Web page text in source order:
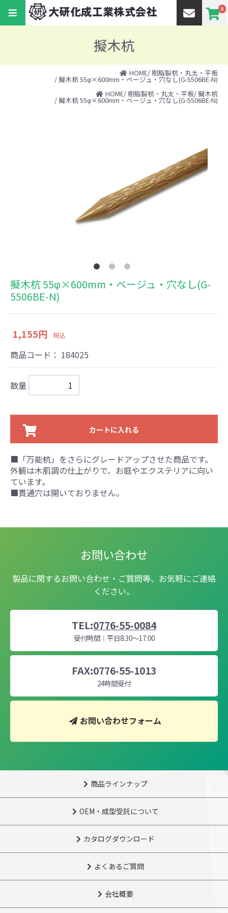
0
擬木杭
HOME/樹脂製杭・丸太・平板
/ 擬木杭 55φ×600mm・ベージュ・穴なし(G-5506BE-N)
HOME/樹脂製杭・丸太・平板/擬木杭
/ 擬木杭 55φ×600mm・ベージュ・穴なし(G-5506BE-N)
擬木杭 55φ×600mm・ベージュ・穴なし(G-
5506BE-N)
1,155円 税込
商品コード： 184025
数量
カートに入れる
■「万能杭」をさらにグレードアップさせた商品です。
外観は木肌調の仕上がりで、お庭やエクステリアに向い
ています。
■貫通穴は開いておりません。
お問い合わせ
製品に関するお問い合わせ・ご質問等、お気軽にご連絡
ください。
TEL:0776-55-0084
受付時間：平日8:30～17:00
FAX:0776-55-1013
24時間受付
お問い合わせフォーム
商品ラインナップ
OEM・成型受託について
カタログダウンロード
よくあるご質問
会社概要